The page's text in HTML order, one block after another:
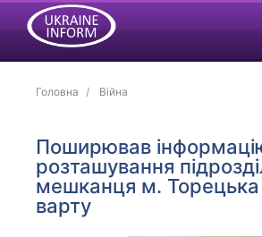
Головна Війна
Поширював
розташування
мешканця м. Торецька
варту